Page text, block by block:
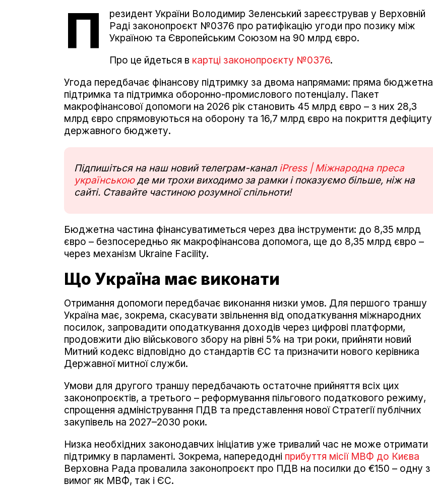
П
резидент України Володимир Зеленський зареєстрував у Верховній
Раді законопроєкт №0376 про ратифікацію угоди про позику між
Україною та Європейським Союзом на 90 млрд євро.
Про це йдеться в картці законопроєкту №0376.
Угода передбачає фінансову підтримку за двома напрямами: пряма бюджетна
підтримка та підтримка оборонно-промислового потенціалу. Пакет
макрофінансової допомоги на 2026 рік становить 45 млрд євро – з них 28,3
млрд євро спрямовуються на оборону та 16,7 млрд євро на покриття дефіциту
державного бюджету.
Підпишіться на наш новий телеграм-канал iPress | Міжнародна преса
українськоюде ми трохи виходимо за рамки і показуємо більше, ніж на
сайті. Ставайте частиною розумної спільноти!
Бюджетна частина фінансуватиметься через два інструменти: до 8,35 млрд
євро – безпосередньо як макрофінансова допомога, ще до 8,35 млрд євро –
через механізм Ukraine Facility.
Що Україна має виконати
Отримання допомоги передбачає виконання низки умов. Для першого траншу
Україна має, зокрема, скасувати звільнення від оподаткування міжнародних
посилок, запровадити оподаткування доходів через цифрові платформи,
продовжити дію військового збору на рівні 5% на три роки, прийняти новий
Митний кодекс відповідно до стандартів ЄС та призначити нового керівника
Державної митної служби.
Умови для другого траншу передбачають остаточне прийняття всіх цих
законопроєктів, а третього – реформування пільгового податкового режиму,
спрощення адміністрування ПДВ та представлення нової Стратегії публічних
закупівель на 2027–2030 роки.
Низка необхідних законодавчих ініціатив уже тривалий час не може отримати
підтримку в парламенті. Зокрема, напередодні прибуття місії МВФ до Києва
Верховна Рада провалила законопроєкт про ПДВ на посилки до €150 – одну з
вимог як МВФ, так і ЄС.